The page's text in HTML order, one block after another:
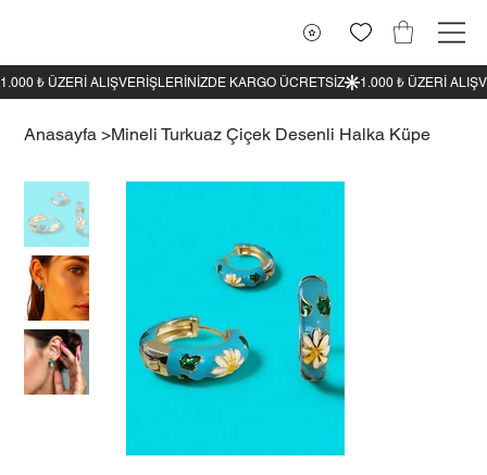
Anasayfa >Mineli Turkuaz Çiçek Desenli Halka Küpe
1.000 ₺ ÜZERI ALIŞVERIŞLERINIZDE KARGO ÜCRETSIZ